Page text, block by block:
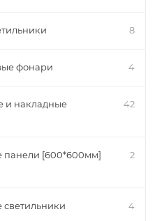
8
фонари 4
и накладные
42
панели [600*600мм]
2
4